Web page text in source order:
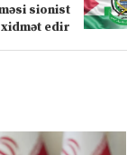
sionist
xidmət edir